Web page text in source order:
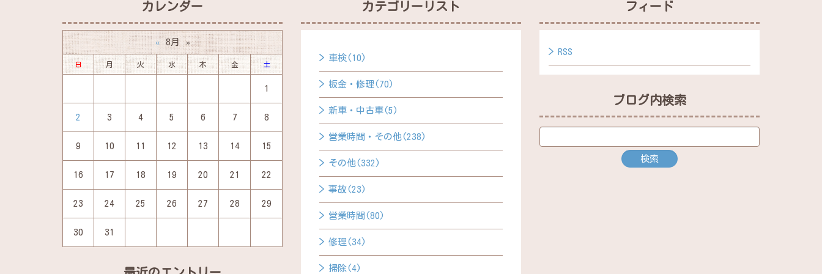
カレンダー
« 8月 »
日 月 火 水 木 金 土
1
2 3 4 5 6 7 8
9 10 11 12 13 14 15
16 17 18 19 20 21 22
23 24 25 26 27 28 29
30 31
カテゴリーリスト
車検(10)
板金・修理(70)
新車・中古車(5)
営業時間・その他(238)
その他(332)
事故(23)
営業時間(80)
修理(34)
掃除(4)
フィード
RSS
ブログ内検索